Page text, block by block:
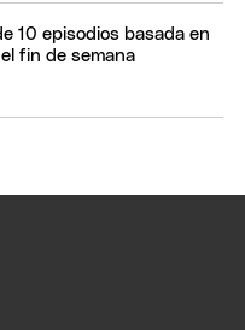
10 episodios basada en
fin de semana